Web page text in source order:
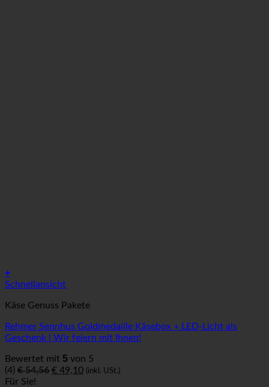
+
Schnellansicht
Käse Genuss Pakete
Rehmer Sennhus Goldmedaille Käsebox + LED-Licht als
Geschenk | Wir feiern mit Ihnen!
Bewertet mit 5 von 5
(4) €54,56 Ursprünglicher
€ 49,10Aktueller
(inkl. USt.)
Für Sie!